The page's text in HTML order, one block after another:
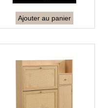
Ajouter au panier